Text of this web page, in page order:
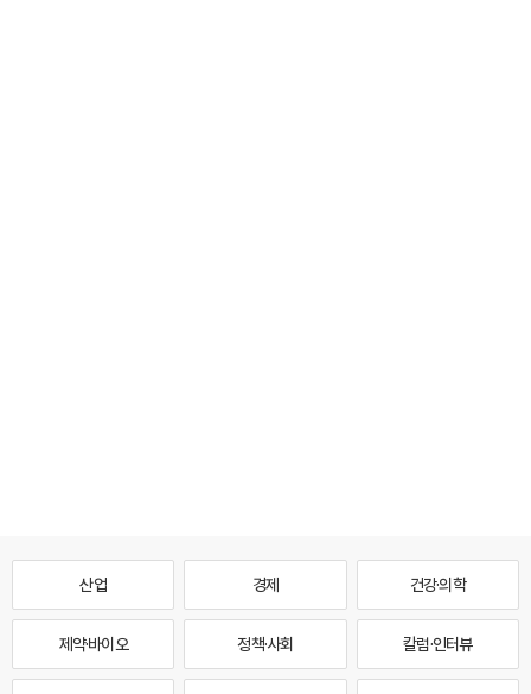
산업 경제 건강·의학
제약·바이오 정책·사회 칼럼·인터뷰